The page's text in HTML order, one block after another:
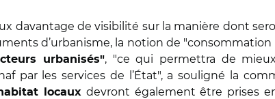
davantage de visibilité sur la manière dont
d’urbanisme, la notion de "consommation
urbanisés", "ce qui permettra de
par les services de l’État", a souligné la
locauxdevront également être prises